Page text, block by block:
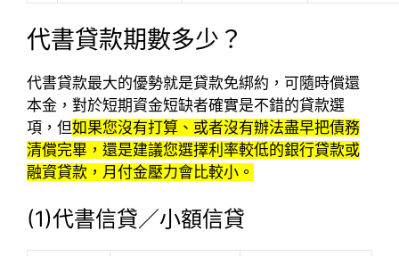
代書貸款期數多少？
代書貸款最大的優勢就是貸款免綁約，可隨時償還
本金，對於短期資金短缺者確實是不錯的貸款選
項，但如果您沒有打算、或者沒有辦法盡早把債務
清償完畢，還是建議您選擇利率較低的銀行貸款或
融資貸款，月付金壓力會比較小。
(1)代書信貸／小額信貸